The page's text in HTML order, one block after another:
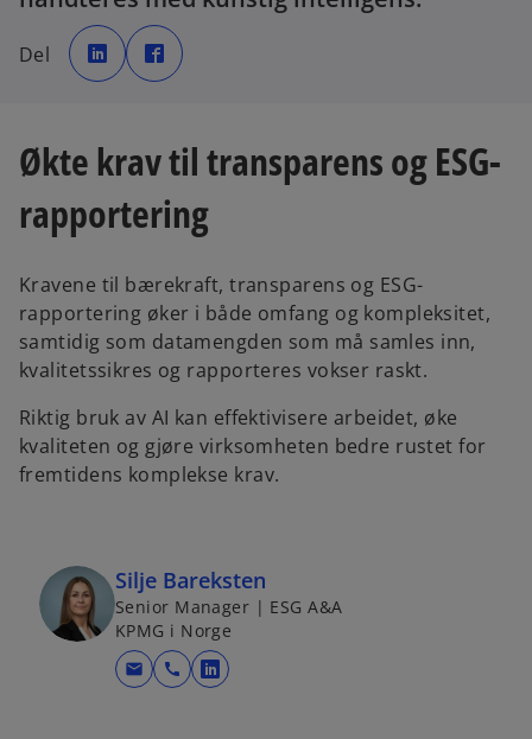
Del
o
p
e
n
e
w
a
b
p
e
n
e
w
b
Økte krav til transparens og ESG-
rapportering
Kravene til bærekraft, transparens og ESG-
rapportering øker i både omfang og kompleksitet,
samtidig som datamengden som må samles inn,
kvalitetssikres og rapporteres vokser raskt.
Riktig bruk av AI kan effektivisere arbeidet, øke
kvaliteten og gjøre virksomheten bedre rustet for
fremtidens komplekse krav.
Silje Bareksten
Senior Manager | ESG A&A
KPMG i Norge
mail call
o